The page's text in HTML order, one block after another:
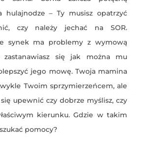
hulajnodze – Ty musisz opatrzyć
czy należy jechać na SOR.
synek ma problemy z wymową
zastanawiasz się jak można mu
jego mowę. Twoja mamina
Twoim sprzymierzeńcem, ale
upewnić czy dobrze myślisz, czy
kierunku. Gdzie w takim
pomocy?